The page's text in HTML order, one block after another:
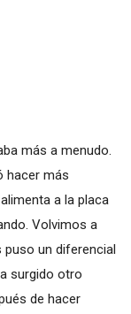
más a menudo.
hacer más
a la placa
Volvimos a
un diferencial
surgido otro
de hacer